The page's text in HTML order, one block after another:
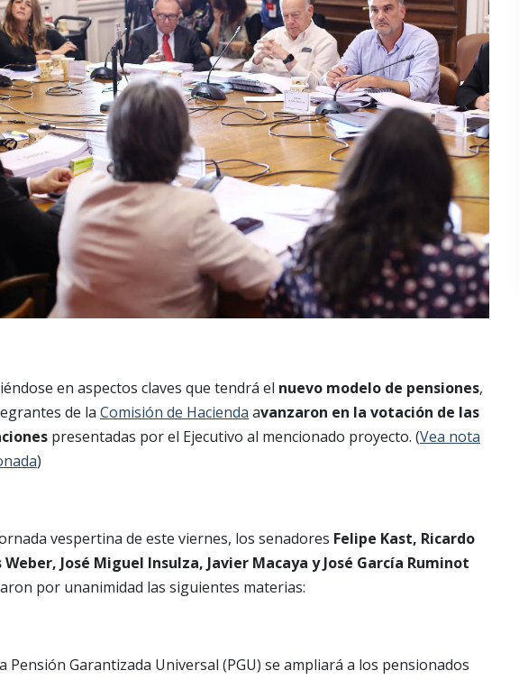
en aspectos claves que tendrá el nuevo modelo de pensiones,
de la Comisión de Hacienda avanzaron en la votación de las
presentadas por el Ejecutivo al mencionado proyecto. (Vea nota
)
vespertina de este viernes, los senadores Felipe Kast, Ricardo
Weber, José Miguel Insulza, Javier Macaya y José García Ruminot
por unanimidad las siguientes materias:
Pensión Garantizada Universal (PGU) se ampliará a los pensionados